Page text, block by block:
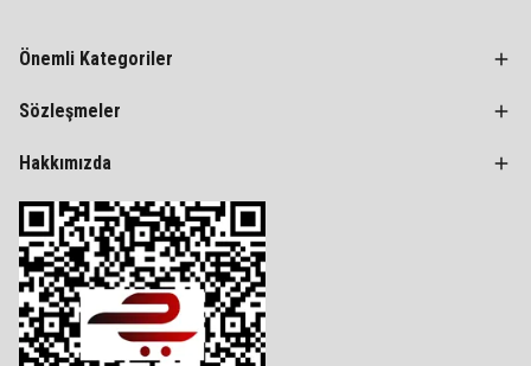
Önemli Kategoriler
Sözleşmeler
Hakkımızda